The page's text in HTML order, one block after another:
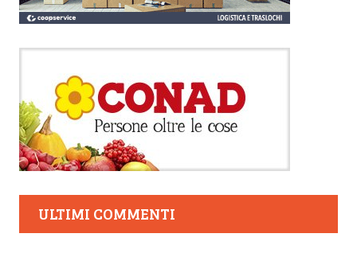
ULTIMI COMMENTI